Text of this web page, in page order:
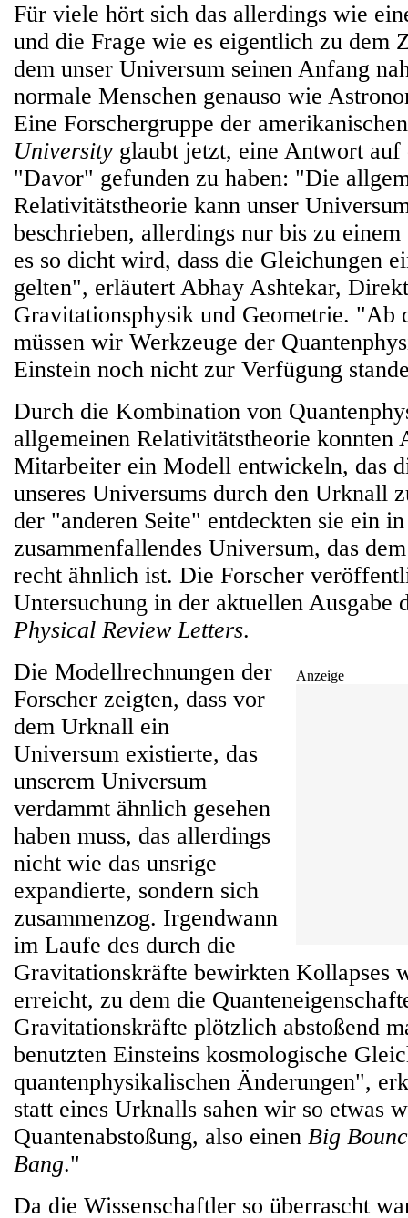
Für viele hört sich das allerdings wie
und die Frage wie es eigentlich zu dem
dem unser Universum seinen Anfang
normale Menschen genauso wie
Eine Forschergruppe der
University glaubt jetzt, eine Antwort auf
"Davor" gefunden zu haben: "Die
Relativitätstheorie kann unser
beschrieben, allerdings nur bis zu
es so dicht wird, dass die Gleichungen
gelten", erläutert Abhay Ashtekar,
Gravitationsphysik und Geometrie. "Ab
müssen wir Werkzeuge der
Einstein noch nicht zur Verfügung
Durch die Kombination von
allgemeinen Relativitätstheorie konnten
Mitarbeiter ein Modell entwickeln, das
unseres Universums durch den Urknall
der "anderen Seite" entdeckten sie ein
zusammenfallendes Universum, das
recht ähnlich ist. Die Forscher
Untersuchung in der aktuellen Ausgabe
Physical Review Letters.
Anzeige
Die Modellrechnungen der
Forscher zeigten, dass vor
dem Urknall ein
Universum existierte, das
unserem Universum
verdammt ähnlich gesehen
haben muss, das allerdings
nicht wie das unsrige
expandierte, sondern sich
zusammenzog. Irgendwann
im Laufe des durch die
Gravitationskräfte bewirkten Kollapses
erreicht, zu dem die
Gravitationskräfte plötzlich abstoßend
benutzten Einsteins kosmologische
quantenphysikalischen Änderungen",
statt eines Urknalls sahen wir so etwas
Quantenabstoßung, also einen Big
Bang."
Da die Wissenschaftler so überrascht